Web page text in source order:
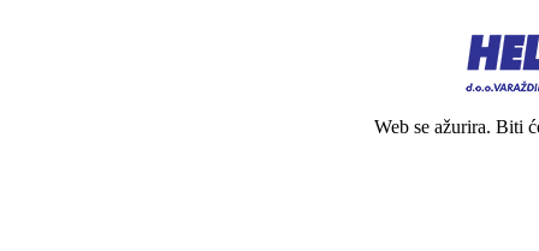
Web se ažurira. Biti